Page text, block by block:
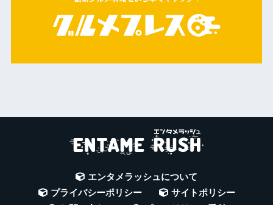
エンタメラッシュについて
プライバシーポリシー
サイトポリシー